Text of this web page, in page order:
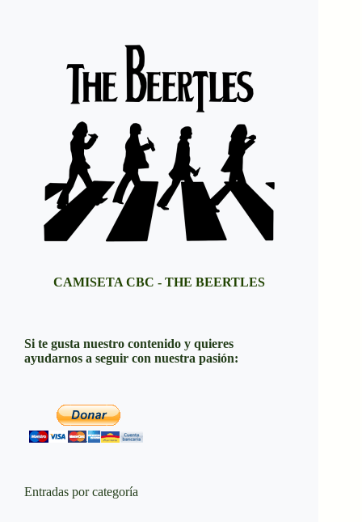
CAMISETA CBC - THE BEERTLES
Si te gusta nuestro contenido y quieres
ayudarnos a seguir con nuestra pasión:
Entradas por categoría